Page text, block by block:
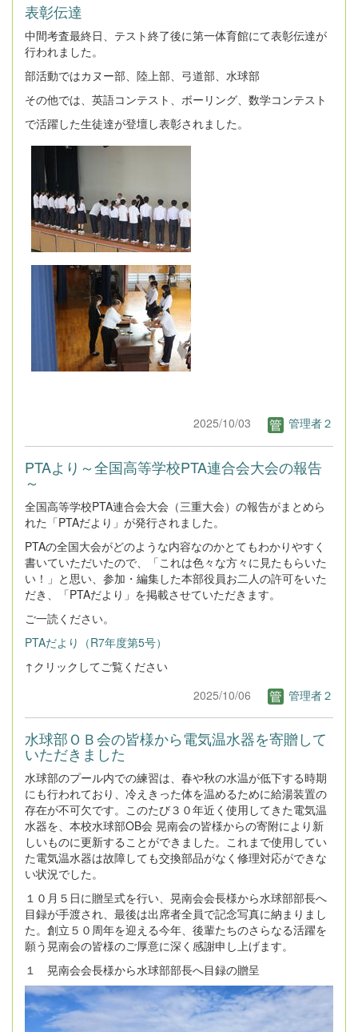
表彰伝達
中間考査最終日、テスト終了後に第一体育館にて表彰伝達が
行われました。
部活動ではカヌー部、陸上部、弓道部、水球部
その他では、英語コンテスト、ボーリング、数学コンテスト
で活躍した生徒達が登壇し表彰されました。
2025/10/03 管理者２
PTAより～全国高等学校PTA連合会大会の報告
～
全国高等学校PTA連合会大会（三重大会）の報告がまとめら
れた「PTAだより」が発行されました。
PTAの全国大会がどのような内容なのかとてもわかりやすく
書いていただいたので、「これは色々な方々に見たもらいた
い！」と思い、参加・編集した本部役員お二人の許可をいた
だき、「PTAだより」を掲載させていただきます。
ご一読ください。
PTAだより（R7年度第5号）
↑クリックしてご覧ください
2025/10/06
管理者２
水球部ＯＢ会の皆様から電気温水器を寄贈して
いただきました
水球部のプール内での練習は、春や秋の水温が低下する時期
にも行われており、冷えきった体を温めるために給湯装置の
存在が不可欠です。このたび３０年近く使用してきた電気温
水器を、本校水球部OB会 晃南会の皆様からの寄附により新
しいものに更新することができました。これまで使用してい
た電気温水器は故障しても交換部品がなく修理対応ができな
い状況でした。
１０月５日に贈呈式を行い、晃南会会長様から水球部部長へ
目録が手渡され、最後は出席者全員で記念写真に納まりまし
た。創立５０周年を迎える今年、後輩たちのさらなる活躍を
願う晃南会の皆様のご厚意に深く感謝申し上げます。
１ 晃南会会長様から水球部部長へ目録の贈呈